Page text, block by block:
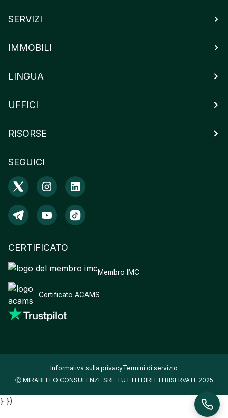
SERVIZI
IMMOBILI
LINGUA
SEGUICI
UFFICI
RISORSE
CERTIFICATO
Membro IMC
Certificato ACAMS
Informativa sulla privacyTermini di servizio
Ⓒ MIRABELLO CONSULENZE SRL TUTTI I DIRITTI RISERVATI. 2025
} })